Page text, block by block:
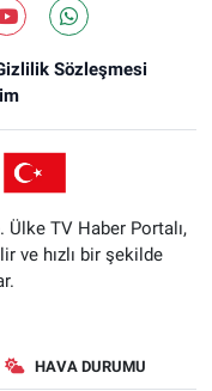
Sözleşmesi
Ülke TV Haber Portalı,
ve hızlı bir şekilde
HAVA DURUMU